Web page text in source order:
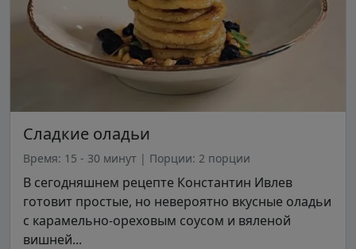
Сладкие оладьи
Время: 15 - 30 минут | Порции: 2 порции
В сегодняшнем рецепте Константин Ивлев
готовит простые, но невероятно вкусные оладьи
с карамельно-ореховым соусом и вяленой
вишней...